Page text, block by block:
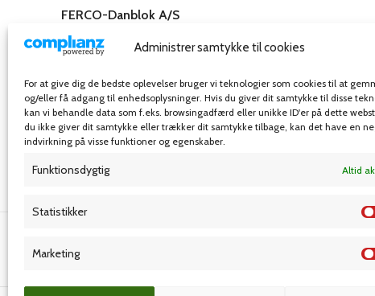
Administrer samtykke til cookies
For at give dig de bedste oplevelser bruger vi teknologier som cookies til at
og/eller få adgang til enhedsoplysninger. Hvis du giver dit samtykke til disse
kan vi behandle data som f.eks. browsingadfærd eller unikke ID'er på dette
du ikke giver dit samtykke eller trækker dit samtykke tilbage, kan det have en
indvirkning på visse funktioner og egenskaber.
Funktionsdygtig Altid
Statistikker
Marketing
FERCO-Danblok A/S
Rosenkæret 31,
2860 Søborg – Danmark
E-mail: info@ferco-danblok.dk